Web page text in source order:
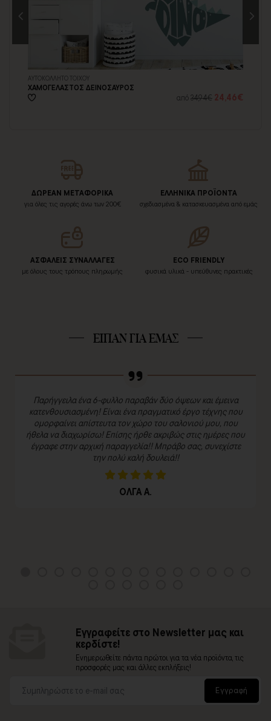
ΑΥΤΟΚΟΛΛΗΤΟ ΤΟΙΧΟΥ
ΧΑΜΟΓΕΛΑΣΤΟΣ ΔΕΙΝΟΣΑΥΡΟΣ
από34,94€ 24,46€
ΔΩΡΕΑΝ ΜΕΤΑΦΟΡΙΚΑ
για όλες τις αγορές άνω των 200€
ΕΛΛΗΝΙΚΑ ΠΡΟΪΟΝΤΑ
σχεδιασμένα & κατασκευασμένα από εμάς
ΑΣΦΑΛΕΙΣ ΣΥΝΑΛΛΑΓΕΣ
με όλους τους τρόπους πληρωμής
ECO FRIENDLY
φυσικά υλικά - υπεύθυνες πρακτικές
ΕΙΠΑΝ ΓΙΑ ΕΜΑΣ
Παρήγγειλα ένα 6-φυλλο παραβάν δύο όψεων και έμεινα
κατενθουσιασμένη! Είναι ένα πραγματικό έργο τέχνης που
ομορφαίνει απίστευτα τον χώρο του σαλονιού μου, που
ήθελα να διαχωρίσω! Επίσης ήρθε ακριβώς στις ημέρες που
έγραφε στην αρχική παραγγελία!! Μπράβο σας, συνεχίστε
την πολύ καλή δουλειά!!
ΟΛΓΑ Α.
Εγγραφείτε στο Newsletter μας και
κερδίστε!
Ενημερωθείτε πάντα πρώτοι για τα νέα προϊόντα, τις
προσφορές μας και άλλες εκπλήξεις!
Εγγραφή